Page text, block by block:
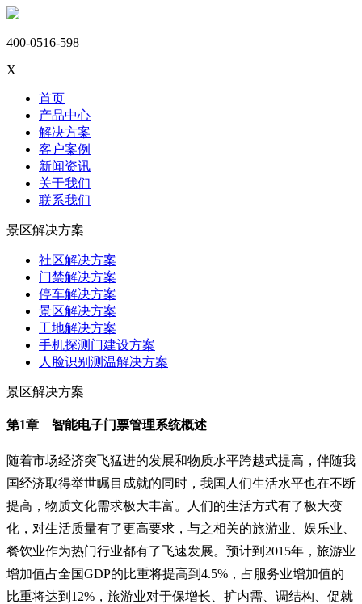
400-0516-598
X
首页
产品中心
解决方案
客户案例
新闻资讯
关于我们
联系我们
景区解决方案
社区解决方案
门禁解决方案
停车解决方案
景区解决方案
工地解决方案
手机探测门建设方案
人脸识别测温解决方案
景区解决方案
第1章 智能电子门票管理系统概述
随着市场经济突飞猛进的发展和物质水平跨越式提高，伴随我
国经济取得举世瞩目成就的同时，我国人们生活水平也在不断
提高，物质文化需求极大丰富。人们的生活方式有了极大变
化，对生活质量有了更高要求，与之相关的旅游业、娱乐业、
餐饮业作为热门行业都有了飞速发展。预计到2015年，旅游业
增加值占全国GDP的比重将提高到4.5%，占服务业增加值的
比重将达到12%，旅游业对于保增长、扩内需、调结构、促就